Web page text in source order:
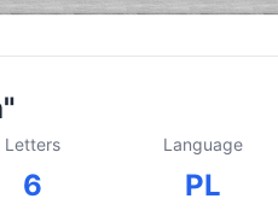
Letters
6
Language
PL